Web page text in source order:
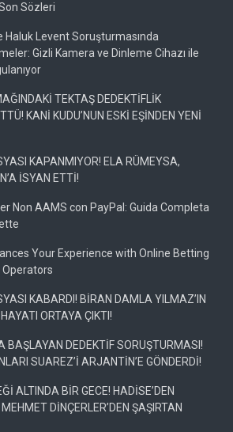
Sözleri
Haluk Levent Soruşturmasında
Gizli Kamera ve Dinleme Cihazı ile
TEKTAŞ DEDEKTİFLİK
KANİ KUDU’NUN ESKİ EŞİNDEN YENİ
KAPANMIYOR! ELA RÜMEYSA,
İSYAN ETTİ!
Non AAMS con PayPal: Guida Completa
Your Experience with Online Betting
KABARDI! BİRAN DAMLA YILMAZ’IN
ORTAYA ÇIKTI!
BAŞLAYAN DEDEKTİF SORUŞTURMASI!
SUAREZ’İ ARJANTİN’E GÖNDERDİ!
ALTINDA BİR GECE! HADİSE’DEN
DİNÇERLER’DEN ŞAŞIRTAN